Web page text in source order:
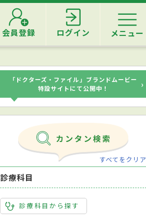
会員登録 ログイン メニュー
「ドクターズ・ファイル」ブランドムービー
特設サイトにて公開中！
›
すべてをクリア
診療科目
診療科目から探す